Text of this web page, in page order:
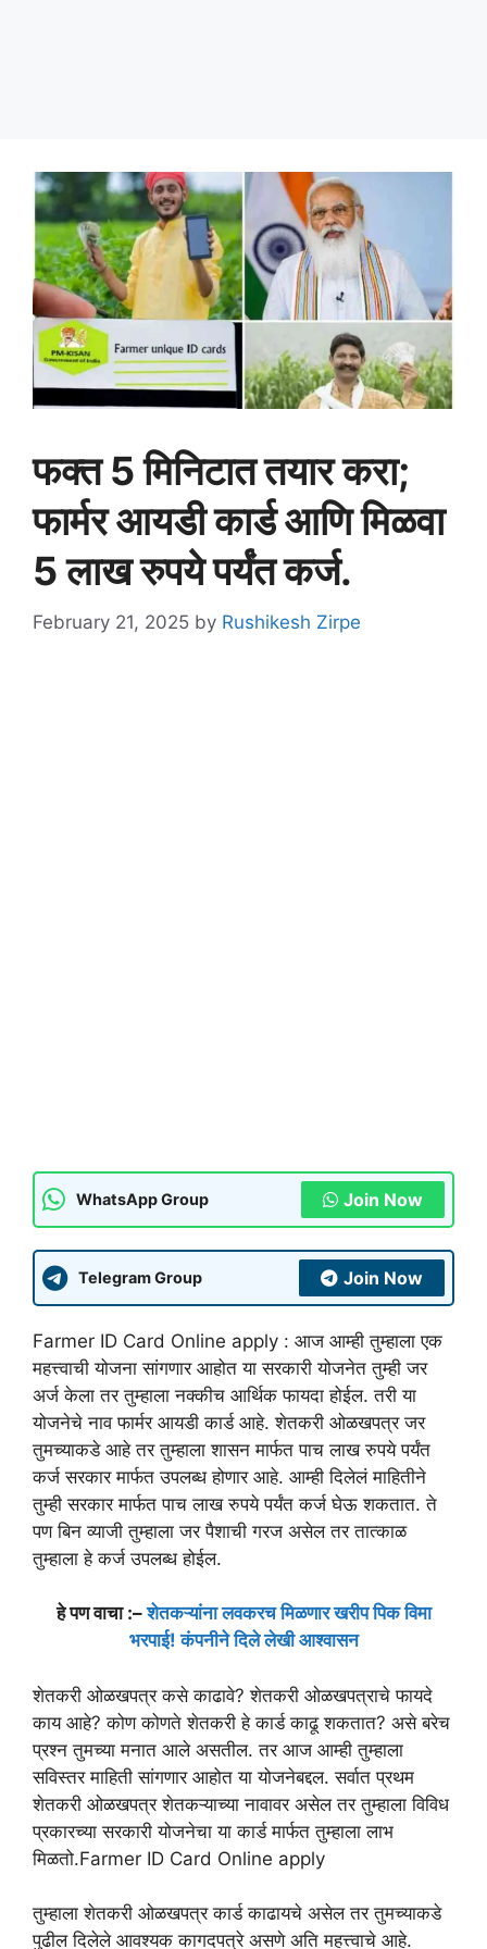
फक्त 5 मिनिटात तयार करा;
फार्मर आयडी कार्ड आणि मिळवा
5 लाख रुपये पर्यंत कर्ज.
February 21, 2025 by Rushikesh Zirpe
WhatsApp Group Join Now
Telegram Group Join Now
Farmer ID Card Online apply : आज आम्ही तुम्हाला एक
महत्त्वाची योजना सांगणार आहोत या सरकारी योजनेत तुम्ही जर
अर्ज केला तर तुम्हाला नक्कीच आर्थिक फायदा होईल. तरी या
योजनेचे नाव फार्मर आयडी कार्ड आहे. शेतकरी ओळखपत्र जर
तुमच्याकडे आहे तर तुम्हाला शासन मार्फत पाच लाख रुपये पर्यंत
कर्ज सरकार मार्फत उपलब्ध होणार आहे. आम्ही दिलेलं माहितीने
तुम्ही सरकार मार्फत पाच लाख रुपये पर्यंत कर्ज घेऊ शकतात. ते
पण बिन व्याजी तुम्हाला जर पैशाची गरज असेल तर तात्काळ
तुम्हाला हे कर्ज उपलब्ध होईल.
हे पण वाचा :–शेतकऱ्यांना लवकरच मिळणार खरीप पिक विमा
भरपाई! कंपनीने दिले लेखी आश्वासन
शेतकरी ओळखपत्र कसे काढावे? शेतकरी ओळखपत्राचे फायदे
काय आहे? कोण कोणते शेतकरी हे कार्ड काढू शकतात? असे बरेच
प्रश्न तुमच्या मनात आले असतील. तर आज आम्ही तुम्हाला
सविस्तर माहिती सांगणार आहोत या योजनेबद्दल. सर्वात प्रथम
शेतकरी ओळखपत्र शेतकऱ्याच्या नावावर असेल तर तुम्हाला विविध
प्रकारच्या सरकारी योजनेचा या कार्ड मार्फत तुम्हाला लाभ
मिळतो.Farmer ID Card Online apply
तुम्हाला शेतकरी ओळखपत्र कार्ड काढायचे असेल तर तुमच्याकडे
पुढील दिलेले आवश्यक कागदपत्रे असणे अति महत्त्वाचे आहे.